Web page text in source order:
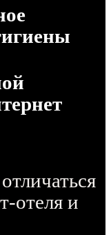
отеля и